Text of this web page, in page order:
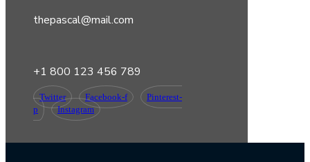
thepascal@mail.com
+1 800 123 456 789
Twitter Facebook-f
Pinterest-
p
Instagram